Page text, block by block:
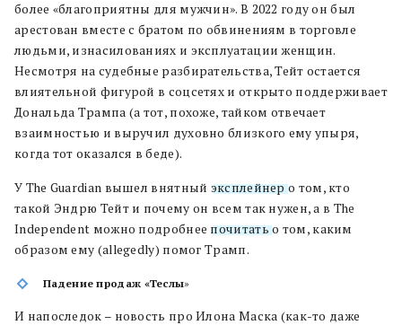
более «благоприятны для мужчин». В 2022 году он был
арестован вместе с братом по обвинениям в торговле
людьми, изнасилованиях и эксплуатации женщин.
Несмотря на судебные разбирательства, Тейт остается
влиятельной фигурой в соцсетях и открыто поддерживает
Дональда Трампа (а тот, похоже, тайком отвечает
взаимностью и выручил духовно близкого ему упыря,
когда тот оказался в беде).
У The Guardian вышел внятный эксплейнеро том, кто
такой Эндрю Тейт и почему он всем так нужен, а в The
Independent можно подробнее почитатьо том, каким
образом ему (allegedly) помог Трамп.
Падение продаж «Теслы»
И напоследок – новость про Илона Маска (как-то даже